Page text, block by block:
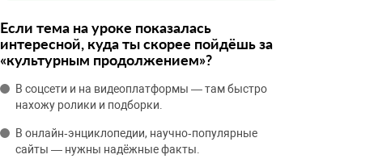
Если тема на уроке показалась
интересной, куда ты скорее пойдёшь за
«культурным продолжением»?
В соцсети и на видеоплатформы — там быстро
нахожу ролики и подборки.
В онлайн‑энциклопедии, научно‑популярные
сайты — нужны надёжные факты.